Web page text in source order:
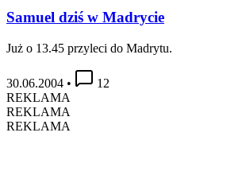
Samuel dziś w Madrycie
Już o 13.45 przyleci do Madrytu.
30.06.2004 •
12
REKLAMA
REKLAMA
REKLAMA